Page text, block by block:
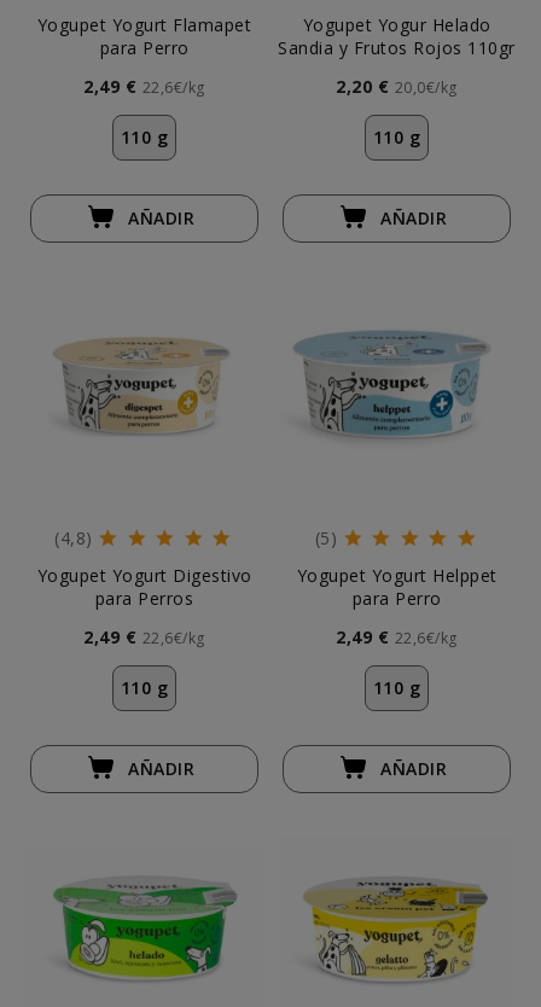
Yogupet Yogurt Flamapet
para Perro
2,49 € 22,6€/kg
110 g
AÑADIR
Yogupet Yogur Helado
Sandia y Frutos Rojos 110gr
2,20 € 20,0€/kg
110 g
AÑADIR
(4,8)
Yogupet Yogurt Digestivo
para Perros
2,49 € 22,6€/kg
110 g
AÑADIR
(5)
Yogupet Yogurt Helppet
para Perro
2,49 € 22,6€/kg
110 g
AÑADIR